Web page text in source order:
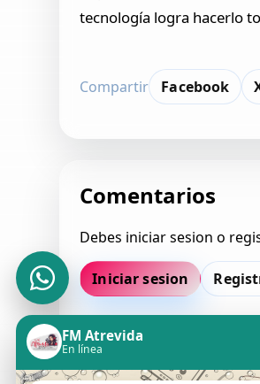
tecnología logra hacerlo
Compartir Facebook
Comentarios
Debes iniciar sesion o
Iniciar sesion
Todavia no hay
FM Atrevida
En línea